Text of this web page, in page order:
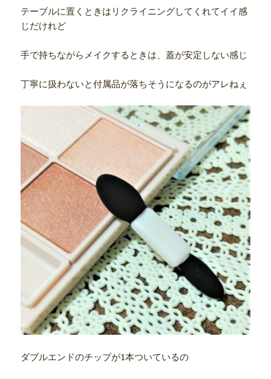
テーブルに置くときはリクライニングしてくれてイイ感
じだけれど
手で持ちながらメイクするときは、蓋が安定しない感じ
丁寧に扱わないと付属品が落ちそうになるのがアレねぇ
ダブルエンドのチップが1本ついているの